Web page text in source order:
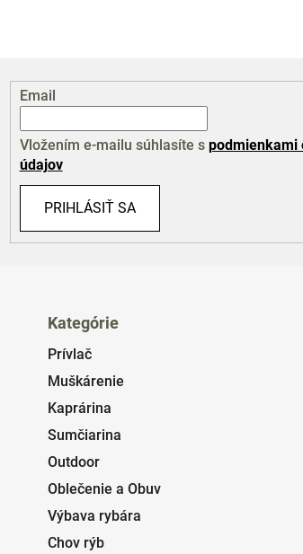
Email
Vložením e-mailu súhlasíte s podmienkami
údajov
PRIHLÁSIŤ SA
Kategórie
Prívlač
Muškárenie
Kaprárina
Sumčiarina
Outdoor
Oblečenie a Obuv
Výbava rybára
Chov rýb